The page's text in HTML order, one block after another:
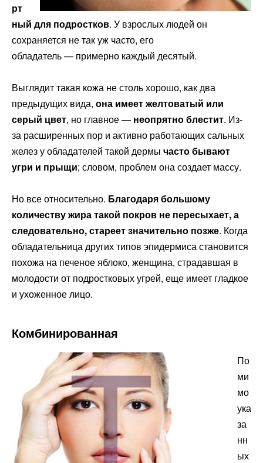
рт
ный для подростков. У взрослых людей он
сохраняется не так уж часто, его
обладатель — примерно каждый десятый.
Выглядит такая кожа не столь хорошо, как два
предыдущих вида, она имеет желтоватый или
серый цвет, но главное — неопрятно блестит. Из-
за расширенных пор и активно работающих сальных
желез у обладателей такой дермы часто бывают
угри и прыщи; словом, проблем она создает массу.
Но все относительно. Благодаря большому
количеству жира такой покров не пересыхает, а
следовательно, стареет значительно позже. Когда
обладательница других типов эпидермиса становится
похожа на печеное яблоко, женщина, страдавшая в
молодости от подростковых угрей, еще имеет гладкое
и ухоженное лицо.
Комбинированная
По
ми
мо
ука
за
нн
ых